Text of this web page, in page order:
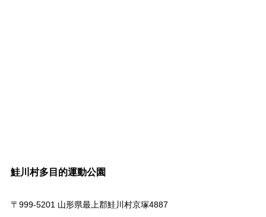
鮭川村多目的運動公園
〒999-5201 山形県最上郡鮭川村京塚4887